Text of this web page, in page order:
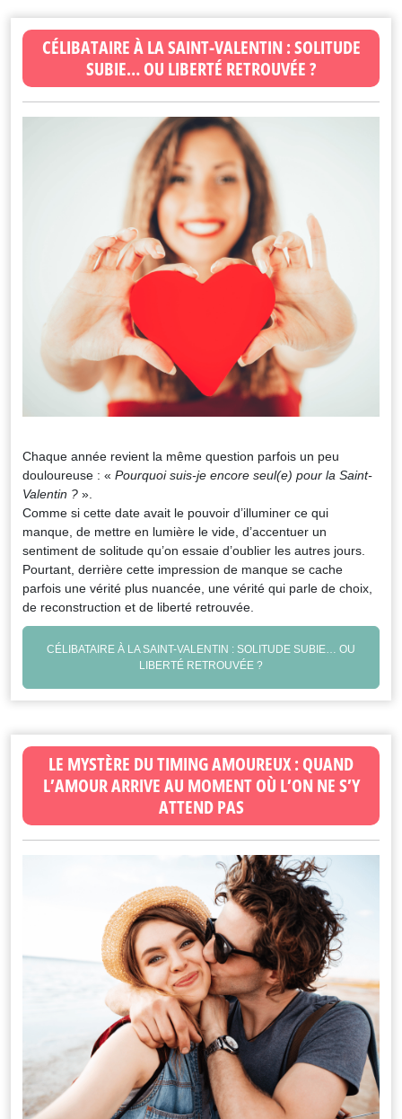
CÉLIBATAIRE À LA SAINT-VALENTIN : SOLITUDE
SUBIE… OU LIBERTÉ RETROUVÉE ?
Chaque année revient la même question parfois un peu
douloureuse : « Pourquoi suis-je encore seul(e) pour la Saint-
Valentin ?».
Comme si cette date avait le pouvoir d’illuminer ce qui
manque, de mettre en lumière le vide, d’accentuer un
sentiment de solitude qu’on essaie d’oublier les autres jours.
Pourtant, derrière cette impression de manque se cache
parfois une vérité plus nuancée, une vérité qui parle de choix,
de reconstruction et de liberté retrouvée.
CÉLIBATAIRE À LA SAINT-VALENTIN : SOLITUDE SUBIE… OU
LIBERTÉ RETROUVÉE ?
LE MYSTÈRE DU TIMING AMOUREUX : QUAND
L’AMOUR ARRIVE AU MOMENT OÙ L’ON NE S’Y
ATTEND PAS